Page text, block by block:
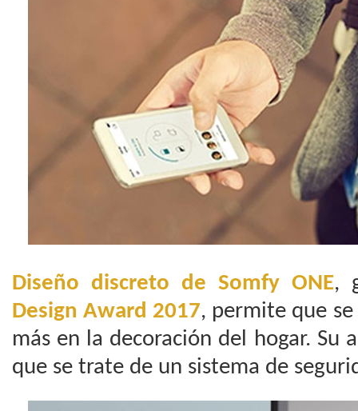
Diseño discreto de Somfy ONE,
Design Award 2017, permite que
más en la decoración del hogar. Su
que se trate de un sistema de